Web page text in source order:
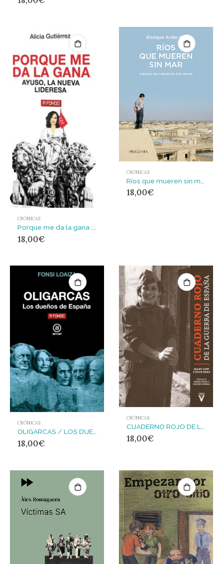
CRÓNICAS
18,00€
CRÓNICAS
18,00€
CRÓNICAS
OLIGARCAS / LOS DUEÑOS DE ESPAÑA : Los dueños de España
18,00€
CRÓNICAS
CUADERNO ROJO DE LA GUERRA DE ESPAÑA
18,00€